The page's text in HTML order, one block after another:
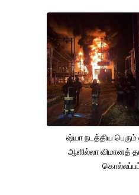
ஷ்யா நடத்திய
ஆளில்லா விமானத்